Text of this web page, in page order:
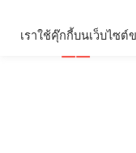
เราใช้คุ๊กกี้บนเว็บไซ